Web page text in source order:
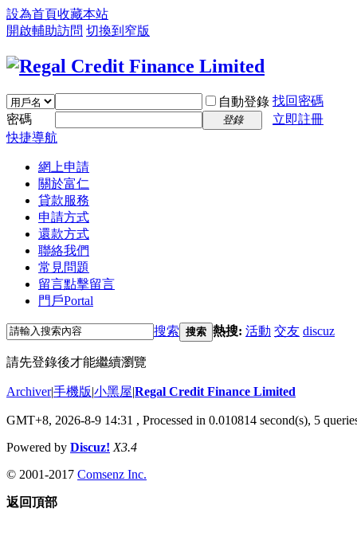
設為首頁收藏本站
開啟輔助訪問 切換到窄版
自動登錄 找回密碼
密碼
登錄
立即註冊
快捷導航
網上申請
關於富仁
貸款服務
申請方式
還款方式
聯絡我們
常見問題
留言點擊留言
門戶Portal
搜索 搜索 熱搜: 活動 交友 discuz
請先登錄後才能繼續瀏覽
Archiver|手機版|小黑屋|Regal Credit Finance Limited
GMT+8, 2026-8-9 14:31 , Processed in 0.010814 second(s), 5
Powered by Discuz! X3.4
© 2001-2017 Comsenz Inc.
返回頂部